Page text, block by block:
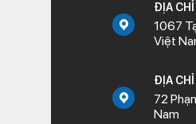
ĐỊA CHỈ
1067
Việt
ĐỊA CHỈ
72
Nam